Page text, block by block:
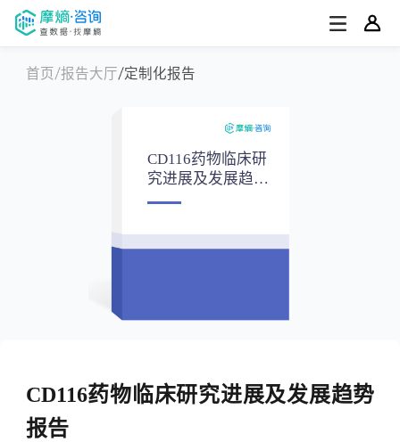
首页 报告大厅 定制化报告
CD116药物临床研
究进展及发展趋势
报告
CD116药物临床研究进展及发展趋势
报告